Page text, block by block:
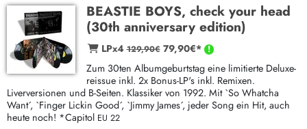
BEASTIE BOYS, check your head
(30th anniversary edition)
LPx4129,90€79,90€*
Zum 30ten Albumgeburtstag eine limitierte Deluxe-
reissue inkl. 2x Bonus-LP's inkl. Remixen.
Liverversionen und B-Seiten. Klassiker von 1992. Mit `So Whatcha
Want´, `Finger Lickin Good´, `Jimmy James´, jeder Song ein Hit, auch
heute noch! *Capitol EU 22